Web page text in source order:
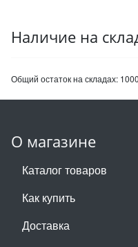
Наличие на
Общий остаток на складах: 1000
О магазине
Каталог товаров
Как купить
Доставка